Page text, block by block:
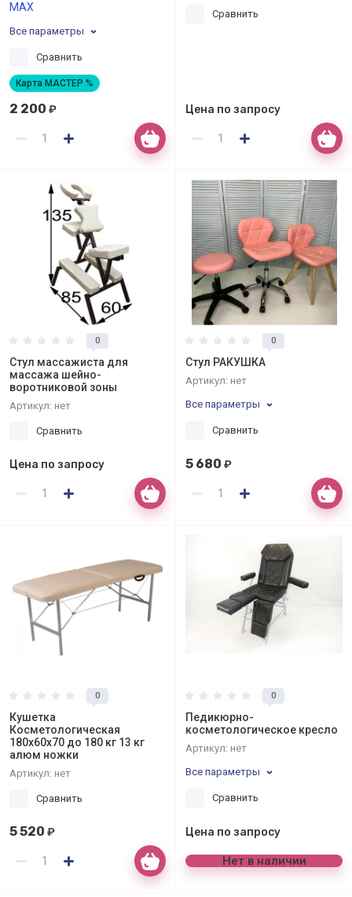
МАХ
Все параметры
Сравнить
Карта МАСТЕР %
2 200 ₽
Сравнить
Цена по запросу
0
Стул массажиста для
массажа шейно-
воротниковой зоны
Артикул: нет
Сравнить
Цена по запросу
0
Стул РАКУШКА
Артикул: нет
Все параметры
Сравнить
5 680 ₽
0
Кушетка
Косметологическая
180х60х70 до 180 кг 13 кг
алюм ножки
Артикул: нет
Сравнить
5 520 ₽
0
Педикюрно-
косметологическое кресло
Артикул: нет
Все параметры
Сравнить
Цена по запросу
Нет в наличии